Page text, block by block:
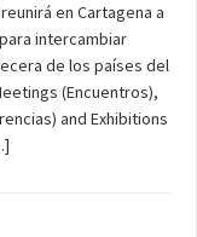
en Cartagena a
intercambiar
de los países del
(Encuentros),
and Exhibitions